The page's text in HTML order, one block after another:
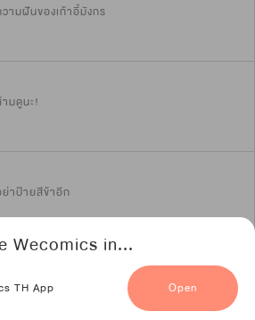
Wecomics in...
TH App Open
ามฝันของเก้าอี้มังกร
มดูนะ!
าป้ายสีข้าอีก
าเป็นของข้าคนเดียว